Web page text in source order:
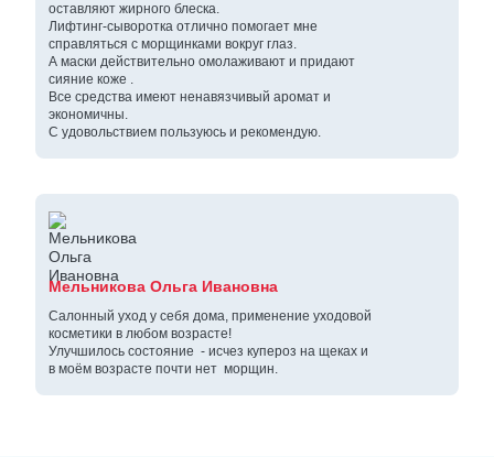
оставляют жирного блеска.
Лифтинг-сыворотка отлично помогает мне
справляться с морщинками вокруг глаз.
А маски действительно омолаживают и придают
сияние коже .
Все средства имеют ненавязчивый аромат и
экономичны.
С удовольствием пользуюсь и рекомендую.
Мельникова Ольга Ивановна
Салонный уход у себя дома, применение уходовой
косметики в любом возрасте!
Улучшилось состояние - исчез купероз на щеках и
в моём возрасте почти нет морщин.